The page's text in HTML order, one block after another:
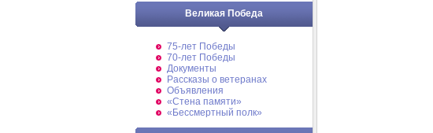
Великая Победа
75-лет Победы
70-лет Победы
Документы
Рассказы о ветеранах
Объявления
«Стена памяти»
«Бессмертный полк»